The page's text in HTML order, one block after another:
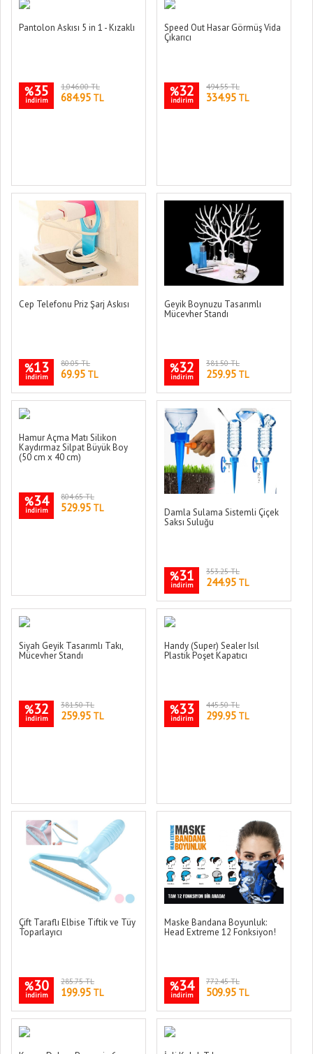
Pantolon Askısı 5 in 1 - Kızaklı
%35
indirim
1,046.00 TL
684.95 TL
Speed Out Hasar Görmüş Vida
Çıkarıcı
%32
indirim
494.55 TL
334.95 TL
Cep Telefonu Priz Şarj Askısı
%13
indirim
80.05 TL
69.95 TL
Geyik Boynuzu Tasarımlı
Mücevher Standı
%32
indirim
381.50 TL
259.95 TL
Hamur Açma Matı Silikon
Kaydırmaz Silpat Büyük Boy
(50 cm x 40 cm)
%34
indirim
804.65 TL
529.95 TL
Damla Sulama Sistemli Çiçek
Saksı Suluğu
%31
indirim
353.25 TL
244.95 TL
Siyah Geyik Tasarımlı Takı,
Mücevher Standı
%32
indirim
381.50 TL
259.95 TL
Handy (Super) Sealer Isıl
Plastik Poşet Kapatıcı
%33
indirim
445.50 TL
299.95 TL
Çift Taraflı Elbise Tiftik ve Tüy
Toparlayıcı
%30
indirim
285.75 TL
199.95 TL
Maske Bandana Boyunluk:
Head Extreme 12 Fonksiyon!
%34
indirim
772.45 TL
509.95 TL